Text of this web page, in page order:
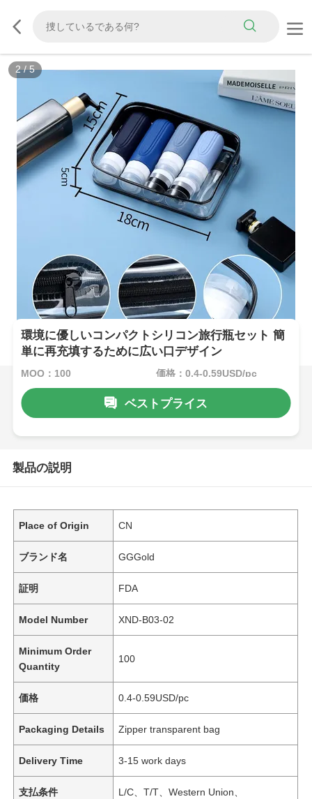
3/5
環境に優しいコンパクトシリコン旅行瓶セット 簡
単に再充填するために広い口デザイン
MOQ：100 価格：0.4-0.59USD/pc
ベストプライス
製品の説明
Place of Origin CN
ブランド名 GGGold
証明 FDA
Model Number XND-B03-02
Minimum Order
Quantity
100
価格 0.4-0.59USD/pc
Packaging Details Zipper transparent bag
Delivery Time 3-15 work days
支払条件 L/C、T/T、Western Union、